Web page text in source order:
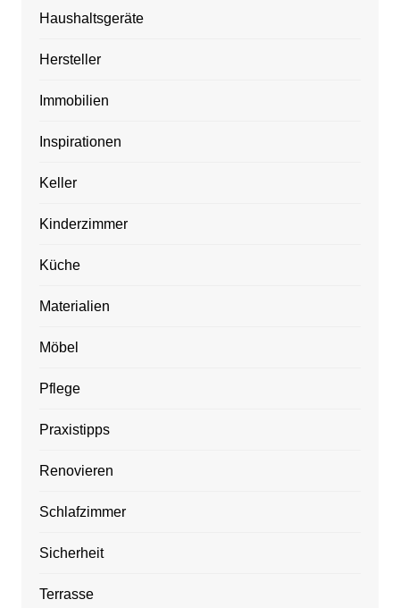
Haushaltsgeräte
Hersteller
Immobilien
Inspirationen
Keller
Kinderzimmer
Küche
Materialien
Möbel
Pflege
Praxistipps
Renovieren
Schlafzimmer
Sicherheit
Terrasse